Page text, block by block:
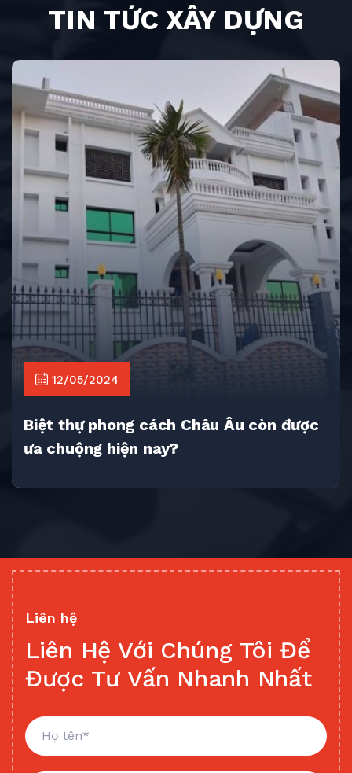
TIN TỨC XÂY DỰNG
12/05/2024
Biệt thự phong cách Châu Âu còn được
ưa chuộng hiện nay?
Liên hệ
Liên Hệ Với Chúng Tôi Để
Được Tư Vấn Nhanh Nhất